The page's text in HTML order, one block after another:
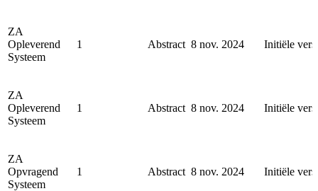
ZA
Opleverend
Systeem
1 Abstract 8 nov. 2024 Initiële
ZA
Opleverend
Systeem
1 Abstract 8 nov. 2024 Initiële
ZA
Opvragend
Systeem
1 Abstract 8 nov. 2024 Initiële